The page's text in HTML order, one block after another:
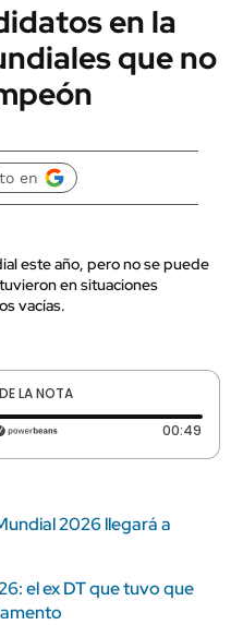
en la
que no
en
este año, pero no se puede
en situaciones
vacías.
LA NOTA
0 segundos 00:49
2026 llegará a
el ex DT que tuvo que